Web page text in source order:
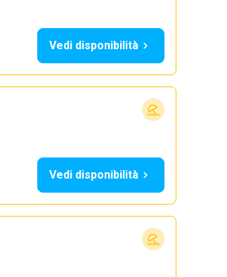
Vedi disponibilità
Vedi disponibilità